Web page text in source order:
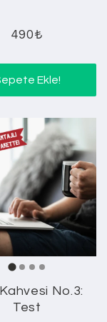
490₺
Ekle!
No.3:
Test